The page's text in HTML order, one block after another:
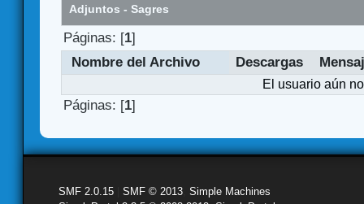
Adjuntos - Sagres
Páginas: [1]
Nombre del Archivo
Descargas
El usuario aún
Páginas: [1]
SMF 2.0.15 SMF © 2013 Simple Machines